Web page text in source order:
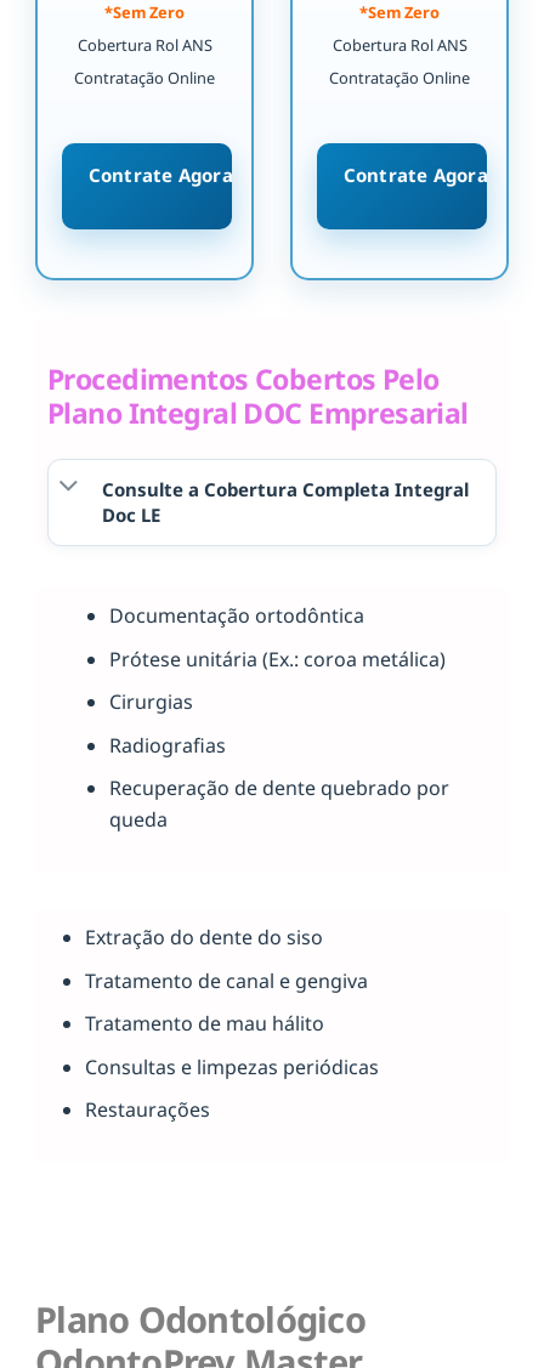
*Sem Zero
Cobertura Rol ANS
Contratação Online
Contrate Agora
*Sem Zero
Cobertura Rol ANS
Contratação Online
Contrate Agora
Procedimentos Cobertos Pelo
Plano Integral DOC Empresarial
Consulte a Cobertura Completa Integral
Doc LE
Documentação ortodôntica
Prótese unitária (Ex.: coroa metálica)
Cirurgias
Radiografias
Recuperação de dente quebrado por
queda
Extração do dente do siso
Tratamento de canal e gengiva
Tratamento de mau hálito
Consultas e limpezas periódicas
Restaurações
Plano Odontológico